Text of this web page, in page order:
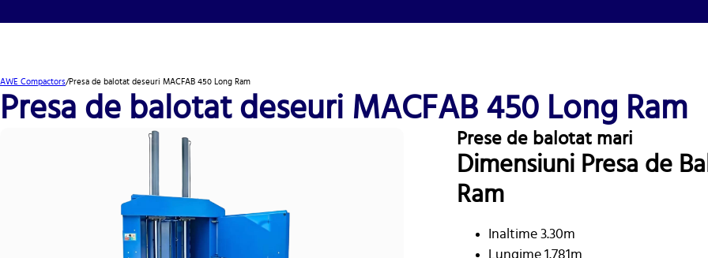
AWE Compactors/Presa de balotat deseuri MACFAB 450 Long Ram
Presa de balotat deseuri MACFAB 450 Long Ram
Prese de balotat mari
Dimensiuni Presa de
Ram
Inaltime 3.30m
Lungime 1.781m